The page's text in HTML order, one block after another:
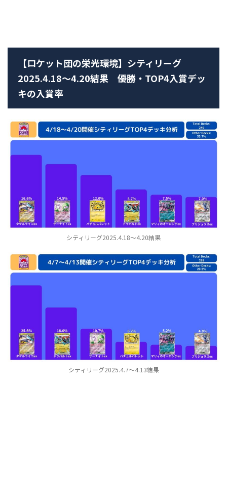
【ロケット団の栄光環境】シティリーグ
2025.4.18～4.20結果 優勝・TOP4入賞デッ
キの入賞率
シティリーグ2025.4.18～4.20結果
シティリーグ2025.4.7～4.13結果